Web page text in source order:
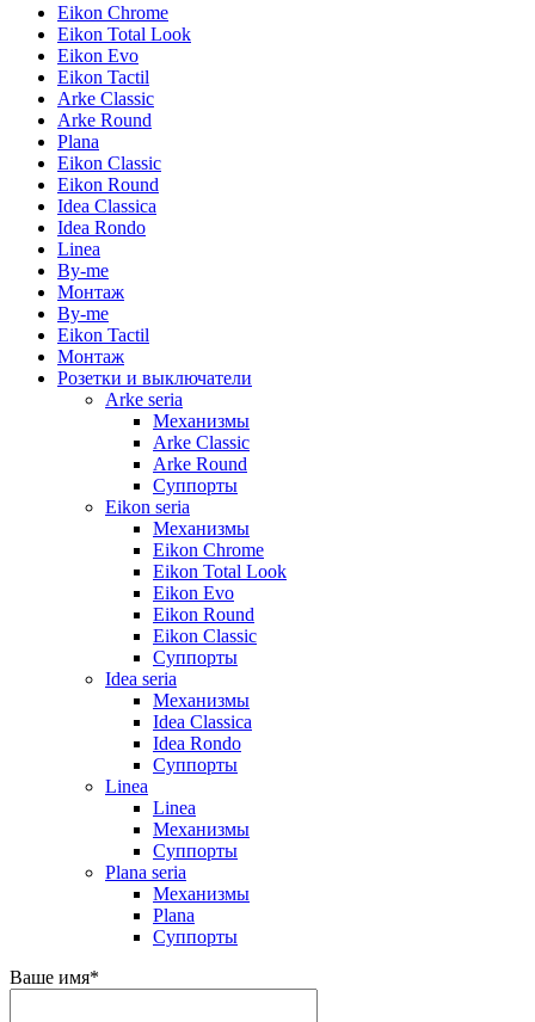
Eikon Chrome
Eikon Total Look
Eikon Evo
Eikon Tactil
Arke Classic
Arke Round
Plana
Eikon Classic
Eikon Round
Idea Classica
Idea Rondo
Linea
By-me
Монтаж
By-me
Eikon Tactil
Монтаж
Розетки и выключатели
Arke seria
Механизмы
Arke Classic
Arke Round
Суппорты
Eikon seria
Механизмы
Eikon Chrome
Eikon Total Look
Eikon Evo
Eikon Round
Eikon Classic
Суппорты
Idea seria
Механизмы
Idea Classica
Idea Rondo
Суппорты
Linea
Linea
Механизмы
Суппорты
Plana seria
Механизмы
Plana
Суппорты
Ваше имя*